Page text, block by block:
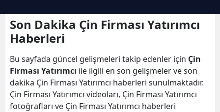
Ankara
Artvin
Aydın
Balıkesir
Son Dakika Çin Firması Yatırımcı
Haberleri
Bu sayfada güncel gelişmeleri takip edenler için Çin
Firması Yatırımcı ile ilgili en son gelişmeler ve son
dakika Çin Firması Yatırımcı haberleri sunulmaktadır.
Çin Firması Yatırımcı videoları, Çin Firması Yatırımcı
fotoğrafları ve Çin Firması Yatırımcı haberleri